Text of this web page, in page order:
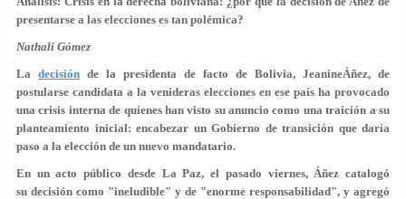
presentarse a las elecciones es tan polémica?
Nathali Gómez
La decisión de la presidenta de facto de Bolivia, JeanineÁñez, de
postularse candidata a la venideras elecciones en ese país ha provocado
una crisis interna de quienes han visto su anuncio como una traición a su
planteamiento inicial: encabezar un Gobierno de transición que daría
paso a la elección de un nuevo mandatario.
En un acto público desde La Paz, el pasado viernes, Áñez catalogó
su decisión como "ineludible" y de "enorme responsabilidad", y agregó